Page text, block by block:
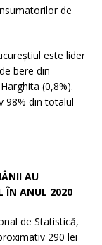
de
este lider
bere din
(0,8%).
98% din totalul
AU
ÎN ANUL 2020
de Statistică,
290 lei